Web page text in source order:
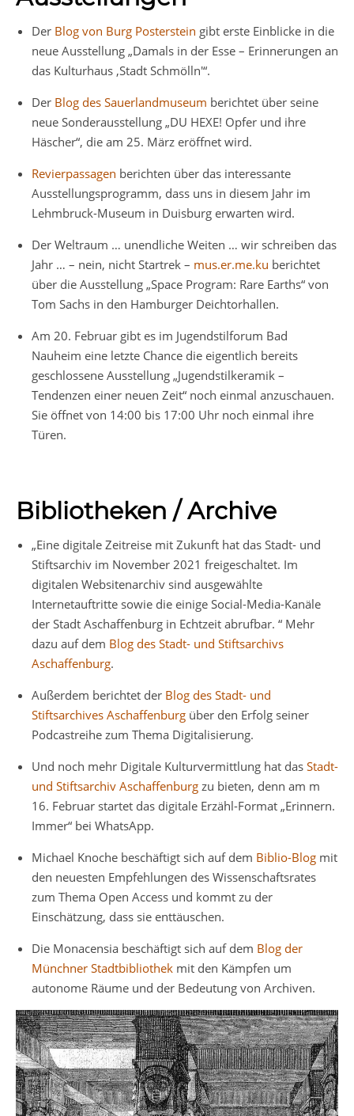
Der Blog von Burg Posterstein gibt erste Einblicke in die
neue Ausstellung „Damals in der Esse – Erinnerungen an
das Kulturhaus ‚Stadt Schmölln'“.
Der Blog des Sauerlandmuseum berichtet über seine
neue Sonderausstellung „DU HEXE! Opfer und ihre
Häscher“, die am 25. März eröffnet wird.
Revierpassagen berichten über das interessante
Ausstellungsprogramm, dass uns in diesem Jahr im
Lehmbruck-Museum in Duisburg erwarten wird.
Der Weltraum … unendliche Weiten … wir schreiben das
Jahr … – nein, nicht Startrek – mus.er.me.ku berichtet
über die Ausstellung „Space Program: Rare Earths“ von
Tom Sachs in den Hamburger Deichtorhallen.
Am 20. Februar gibt es im Jugendstilforum Bad
Nauheim eine letzte Chance die eigentlich bereits
geschlossene Ausstellung „Jugendstilkeramik –
Tendenzen einer neuen Zeit“ noch einmal anzuschauen.
Sie öffnet von 14:00 bis 17:00 Uhr noch einmal ihre
Türen.
Bibliotheken / Archive
„Eine digitale Zeitreise mit Zukunft hat das Stadt- und
Stiftsarchiv im November 2021 freigeschaltet. Im
digitalen Websitenarchiv sind ausgewählte
Internetauftritte sowie die einige Social-Media-Kanäle
der Stadt Aschaffenburg in Echtzeit abrufbar. “ Mehr
dazu auf dem Blog des Stadt- und Stiftsarchivs
Aschaffenburg.
Außerdem berichtet der Blog des Stadt- und
Stiftsarchives Aschaffenburg über den Erfolg seiner
Podcastreihe zum Thema Digitalisierung.
Und noch mehr Digitale Kulturvermittlung hat das Stadt-
und Stiftsarchiv Aschaffenburg zu bieten, denn am m
16. Februar startet das digitale Erzähl-Format „Erinnern.
Immer“ bei WhatsApp.
Michael Knoche beschäftigt sich auf dem Biblio-Blog mit
den neuesten Empfehlungen des Wissenschaftsrates
zum Thema Open Access und kommt zu der
Einschätzung, dass sie enttäuschen.
Die Monacensia beschäftigt sich auf dem Blog der
Münchner Stadtbibliothek mit den Kämpfen um
autonome Räume und der Bedeutung von Archiven.